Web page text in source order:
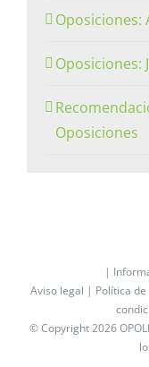
Oposiciones:
Oposiciones:
Oposiciones
|
Aviso legal | Política
© Copyright 2026